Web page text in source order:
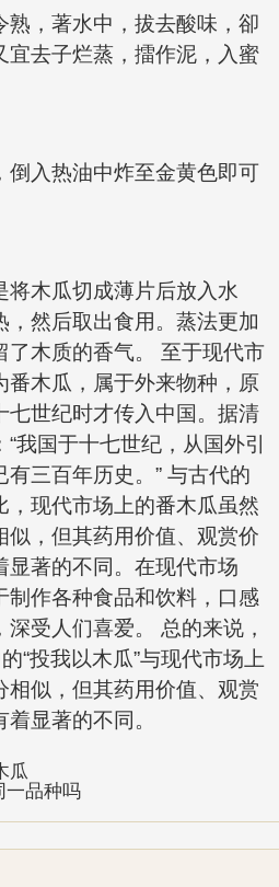
熟，著水中，拔去酸味，卻
宜去子烂蒸，擂作泥，入蜜
倒入热油中炸至金黄色即可
将木瓜切成薄片后放入水
，然后取出食用。蒸法更加
了木质的香气。 至于现代市
番木瓜，属于外来物种，原
七世纪时才传入中国。据清
我国于十七世纪，从国外引
三百年历史。” 与古代的
，现代市场上的番木瓜虽然
似，但其药用价值、观赏价
显著的不同。在现代市场
制作各种食品和饮料，口感
受人们喜爱。 总的来说，
的“投我以木瓜”与现代市场上
相似，但其药用价值、观赏
显著的不同。
瓜
一品种吗